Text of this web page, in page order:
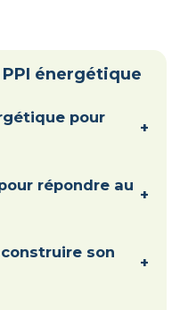
PPI énergétique
pour
+
répondre au
+
son
+